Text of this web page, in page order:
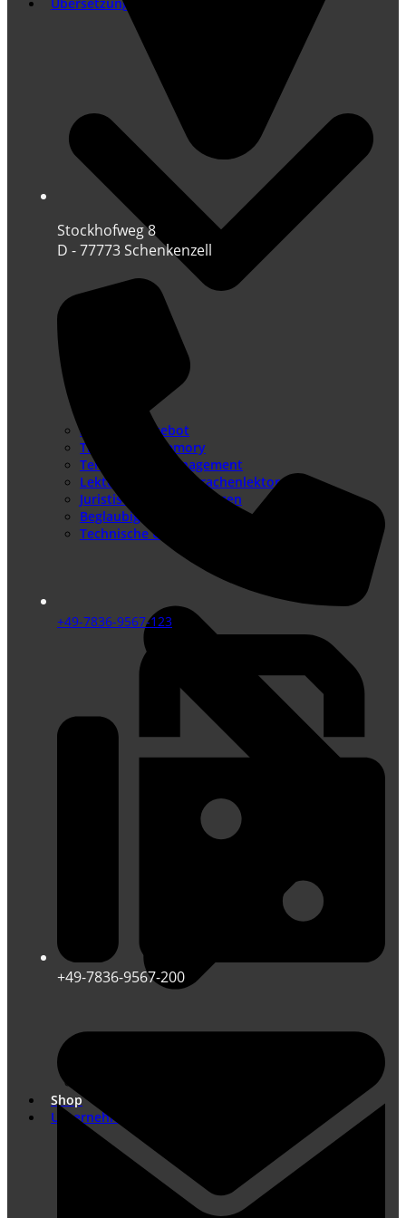
Übersetzung
Sprachenangebot
Translation Memory
Terminologiemanagement
Lektorat – Fremdsprachenlektorat
Juristische Übersetzungen
Beglaubigte Übersetzungen
Technische Übersetzungen
Shop
Unternehmen
Stockhofweg 8
D - 77773 Schenkenzell
+49-7836-9567-123
+49-7836-9567-200